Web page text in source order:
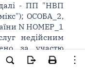
- ПП "НВП
ОСОБА_2,
N НОМЕР_1
недійсним
за участю
Хлібпром" -